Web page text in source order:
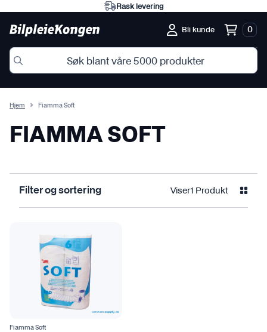
Rask levering
Bli kunde 0
Hjem Fiamma Soft
FIAMMA SOFT
Filter og sortering Viser1 Produkt
Fiamma Soft